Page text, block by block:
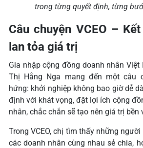
trong từng quyết định, từng
Câu chuyện VCEO –
lan tỏa giá trị
Gia nhập cộng đồng doanh nhân Việt
Thị Hằng Nga mang đến một câu
hứng: khởi nghiệp không bao giờ dễ
định với khát vọng, đặt lợi ích cộng
nhân, chắc chắn sẽ tạo nên giá trị bền
Trong VCEO, chị tìm thấy những
các doanh nhân cùng nhau sẻ chia,